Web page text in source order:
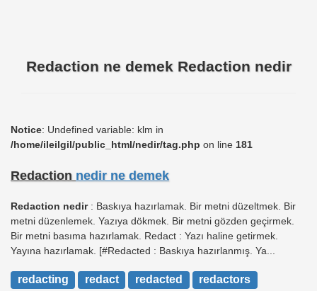
Redaction ne demek Redaction nedir
Notice: Undefined variable: klm in
/home/ileilgil/public_html/nedir/tag.php on line 181
Redaction nedir ne demek
Redaction nedir: Baskıya hazırlamak. Bir metni düzeltmek. Bir
metni düzenlemek. Yazıya dökmek. Bir metni gözden geçirmek.
Bir metni basıma hazırlamak. Redact : Yazı haline getirmek.
Yayına hazırlamak. [#Redacted : Baskıya hazırlanmış. Ya...
redacting redact redacted redactors